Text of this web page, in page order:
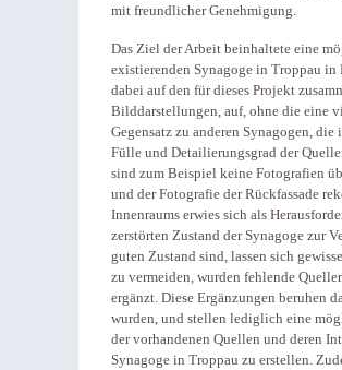
mit freundlicher Genehmigung.
Das Ziel der Arbeit beinhaltete eine
existierenden Synagoge in Troppau in
dabei auf den für dieses Projekt
Bilddarstellungen, auf, ohne die eine
Gegensatz zu anderen Synagogen,
Fülle und Detailierungsgrad der
sind zum Beispiel keine Fotografien
und der Fotografie der Rückfassade
Innenraums erwies sich als
zerstörten Zustand der Synagoge zur
guten Zustand sind, lassen sich
zu vermeiden, wurden fehlende
ergänzt. Diese Ergänzungen beruhen
wurden, und stellen lediglich eine
der vorhandenen Quellen und deren
Synagoge in Troppau zu erstellen.